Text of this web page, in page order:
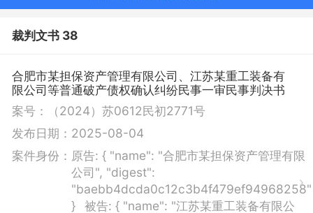
裁判文书 38
合肥市某担保资产管理有限公司、江苏某重工装备有
限公司等普通破产债权确认纠纷民事一审民事判决书
案号：
（2024）苏0612民初2771号
发布日期： 2025-08-04
案件身份： 原告: { "name": "合肥市某担保资产管理有限
公司", "digest":
"baebb4dcda0c12c3b4f479ef94968258"
}
被告: { "name": "江苏某重工装备有限公